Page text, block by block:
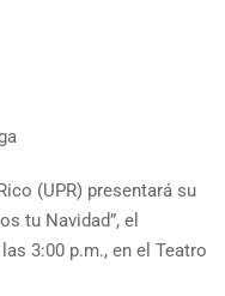
(UPR) presentará su
tu Navidad”, el
3:00 p.m., en el Teatro